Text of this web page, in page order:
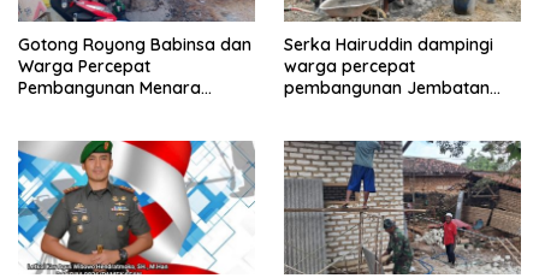
Gotong Royong Babinsa dan
Warga Percepat
Pembangunan Menara
Serka Hairuddin dampingi
warga percepat
pembangunan Jembatan